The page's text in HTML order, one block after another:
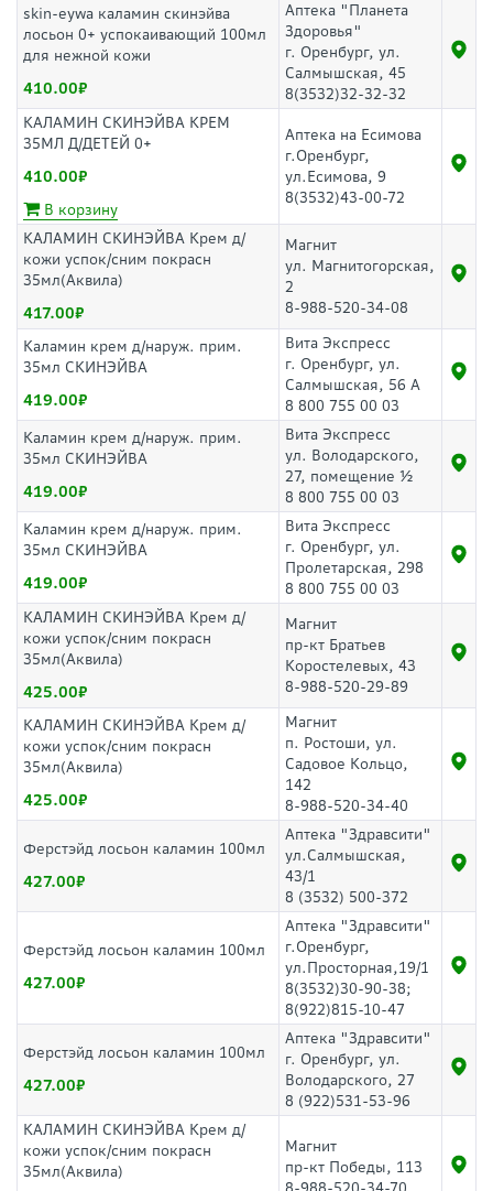
skin-eywa каламин скинэйва
лосьон 0+ успокаивающий 100мл
для нежной кожи
410.00
Аптека "Планета
Здоровья"
г. Оренбург, ул.
Салмышская, 45
8(3532)32-32-32
КАЛАМИН СКИНЭЙВА КРЕМ
35МЛ Д/ДЕТЕЙ 0+
410.00
В корзину
Аптека на Есимова
г.Оренбург,
ул.Есимова, 9
8(3532)43-00-72
КАЛАМИН СКИНЭЙВА Крем д/
кожи успок/сним покрасн
35мл(Аквила)
417.00
Магнит
ул. Магнитогорская,
2
8-988-520-34-08
Каламин крем д/наруж. прим.
35мл СКИНЭЙВА
419.00
Вита Экспресс
г. Оренбург, ул.
Салмышская, 56 А
8 800 755 00 03
Каламин крем д/наруж. прим.
35мл СКИНЭЙВА
419.00
Вита Экспресс
ул. Володарского,
27, помещение ½
8 800 755 00 03
Каламин крем д/наруж. прим.
35мл СКИНЭЙВА
419.00
Вита Экспресс
г. Оренбург, ул.
Пролетарская, 298
8 800 755 00 03
КАЛАМИН СКИНЭЙВА Крем д/
кожи успок/сним покрасн
35мл(Аквила)
425.00
Магнит
пр-кт Братьев
Коростелевых, 43
8-988-520-29-89
КАЛАМИН СКИНЭЙВА Крем д/
кожи успок/сним покрасн
35мл(Аквила)
425.00
Магнит
п. Ростоши, ул.
Садовое Кольцо,
142
8-988-520-34-40
Ферстэйд лосьон каламин 100мл
427.00
Аптека "Здравсити"
ул.Салмышская,
43/1
8 (3532) 500-372
Ферстэйд лосьон каламин 100мл
427.00
Аптека "Здравсити"
г.Оренбург,
ул.Просторная,19/1
8(3532)30-90-38;
8(922)815-10-47
Ферстэйд лосьон каламин 100мл
427.00
Аптека "Здравсити"
г. Оренбург, ул.
Володарского, 27
8 (922)531-53-96
КАЛАМИН СКИНЭЙВА Крем д/
кожи успок/сним покрасн
35мл(Аквила)
Магнит
пр-кт Победы, 113